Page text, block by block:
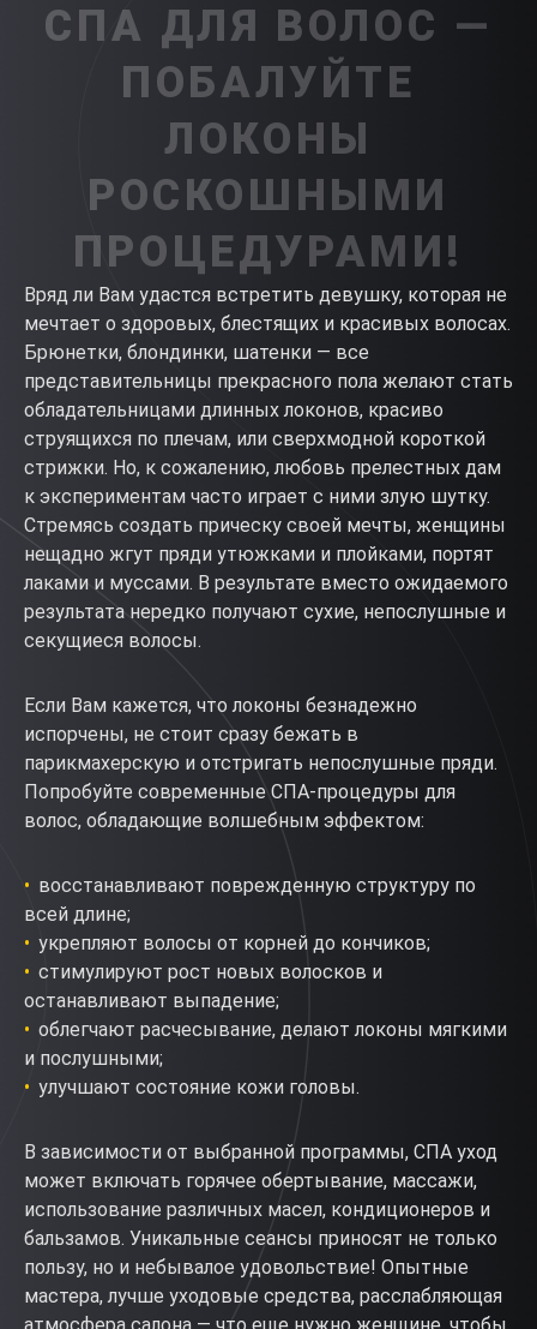
СПА ДЛЯ ВОЛОС —
ПОБАЛУЙТЕ
ЛОКОНЫ
РОСКОШНЫМИ
ПРОЦЕДУРАМИ!
Вряд ли Вам удастся встретить девушку, которая не
мечтает о здоровых, блестящих и красивых волосах.
Брюнетки, блондинки, шатенки — все
представительницы прекрасного пола желают стать
обладательницами длинных локонов, красиво
струящихся по плечам, или сверхмодной короткой
стрижки. Но, к сожалению, любовь прелестных дам
к экспериментам часто играет с ними злую шутку.
Стремясь создать прическу своей мечты, женщины
нещадно жгут пряди утюжками и плойками, портят
лаками и муссами. В результате вместо ожидаемого
результата нередко получают сухие, непослушные и
секущиеся волосы.
Если Вам кажется, что локоны безнадежно
испорчены, не стоит сразу бежать в
парикмахерскую и отстригать непослушные пряди.
Попробуйте современные СПА-процедуры для
волос, обладающие волшебным эффектом:
восстанавливают поврежденную структуру по
всей длине;
укрепляют волосы от корней до кончиков;
стимулируют рост новых волосков и
останавливают выпадение;
облегчают расчесывание, делают локоны мягкими
и послушными;
улучшают состояние кожи головы.
В зависимости от выбранной программы, СПА уход
может включать горячее обертывание, массажи,
использование различных масел, кондиционеров и
бальзамов. Уникальные сеансы приносят не только
пользу, но и небывалое удовольствие! Опытные
мастера, лучше уходовые средства, расслабляющая